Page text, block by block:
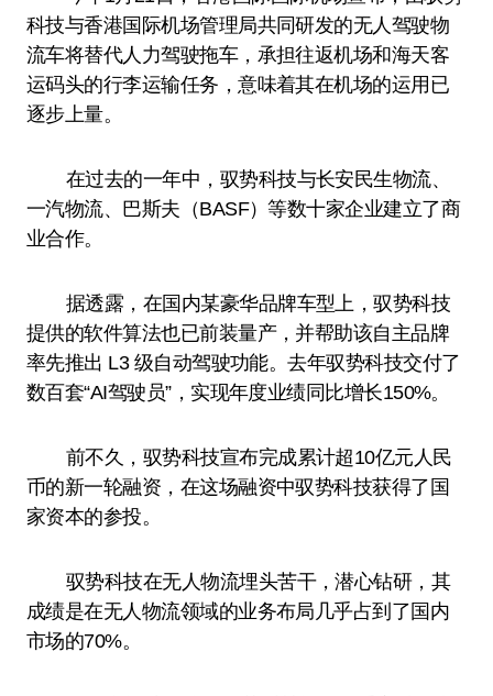
科技与香港国际机场管理局共同研发的无人驾驶物
流车将替代人力驾驶拖车，承担往返机场和海天客
运码头的行李运输任务，意味着其在机场的运用已
逐步上量。
在过去的一年中，驭势科技与长安民生物流、
一汽物流、巴斯夫（BASF）等数十家企业建立了商
业合作。
据透露，在国内某豪华品牌车型上，驭势科技
提供的软件算法也已前装量产，并帮助该自主品牌
率先推出 L3 级自动驾驶功能。去年驭势科技交付了
数百套“AI驾驶员”，实现年度业绩同比增长150%。
前不久，驭势科技宣布完成累计超10亿元人民
币的新一轮融资，在这场融资中驭势科技获得了国
家资本的参投。
驭势科技在无人物流埋头苦干，潜心钻研，其
成绩是在无人物流领域的业务布局几乎占到了国内
市场的70%。